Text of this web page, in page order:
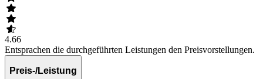
4.66
Entsprachen die durchgeführten Leistungen den Preisvorstellungen.
Preis-/Leistung